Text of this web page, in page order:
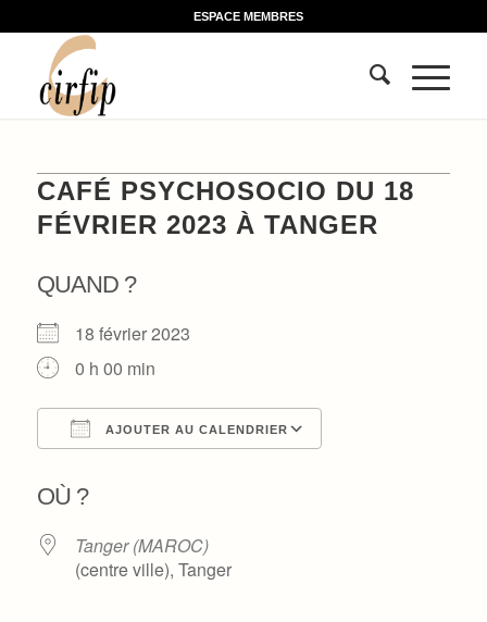
ESPACE MEMBRES
CAFÉ PSYCHOSOCIO DU 18
FÉVRIER 2023 À TANGER
QUAND ?
18 février 2023
0 h 00 min
AJOUTER AU CALENDRIER
OÙ ?
Tanger (MAROC)
(centre ville), Tanger